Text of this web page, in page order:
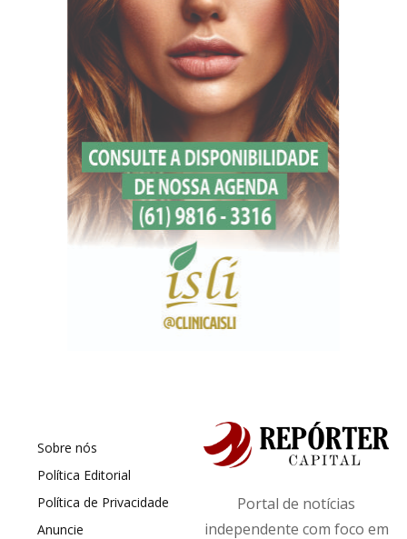
Sobre nós
Política Editorial
Política de Privacidade
Anuncie
Portal de notícias
independente com foco em